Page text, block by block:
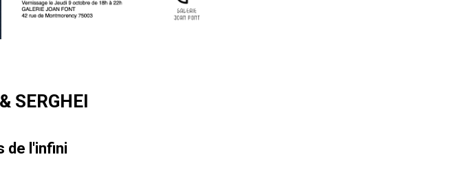
SERGHEI
de l'infini